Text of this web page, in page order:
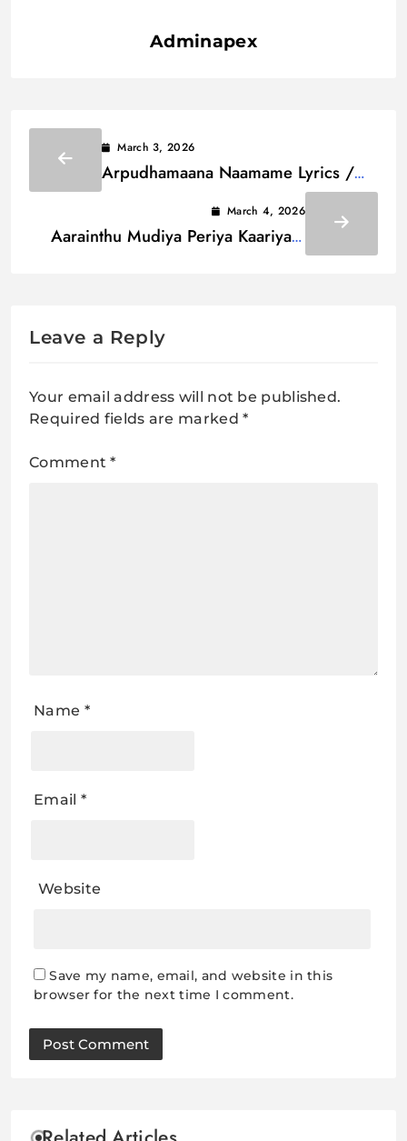
Adminapex
March 3, 2026
Arpudhamaana Naamame Lyrics /
March 4, 2026
Aarainthu Mudiya Periya Kaariyam
Leave a Reply
Your email address will not be published.
Required fields are marked*
Comment*
Name *
Email *
Website
Save my name, email, and website in this
browser for the next time I comment.